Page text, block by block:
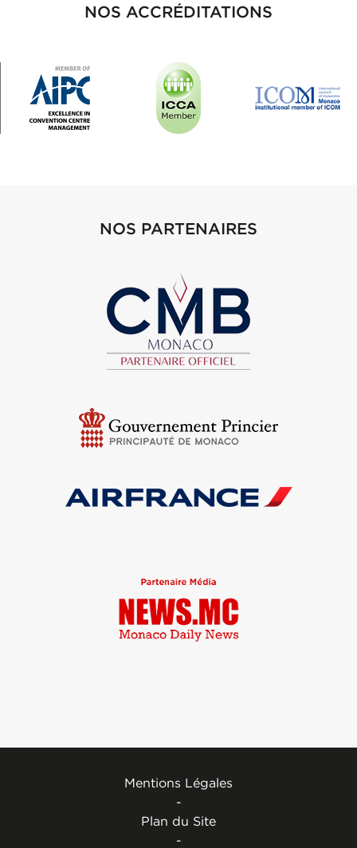
NOS ACCRÉDITATIONS
NOS PARTENAIRES
Mentions Légales
-
Plan du Site
-